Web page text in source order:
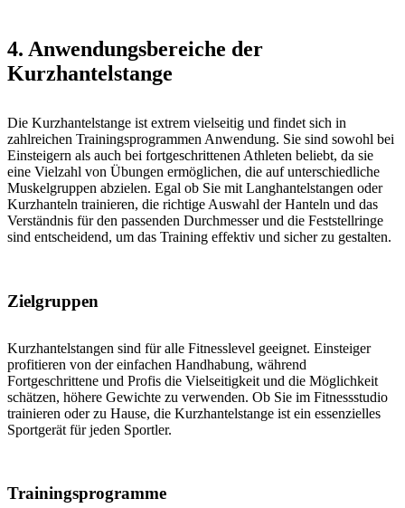
4. Anwendungsbereiche der
Kurzhantelstange
Die Kurzhantelstange ist extrem vielseitig und findet sich in
zahlreichen Trainingsprogrammen Anwendung. Sie sind sowohl bei
Einsteigern als auch bei fortgeschrittenen Athleten beliebt, da sie
eine Vielzahl von Übungen ermöglichen, die auf unterschiedliche
Muskelgruppen abzielen. Egal ob Sie mit Langhantelstangen oder
Kurzhanteln trainieren, die richtige Auswahl der Hanteln und das
Verständnis für den passenden Durchmesser und die Feststellringe
sind entscheidend, um das Training effektiv und sicher zu gestalten.
Zielgruppen
Kurzhantelstangen sind für alle Fitnesslevel geeignet. Einsteiger
profitieren von der einfachen Handhabung, während
Fortgeschrittene und Profis die Vielseitigkeit und die Möglichkeit
schätzen, höhere Gewichte zu verwenden. Ob Sie im Fitnessstudio
trainieren oder zu Hause, die Kurzhantelstange ist ein essenzielles
Sportgerät für jeden Sportler.
Trainingsprogramme